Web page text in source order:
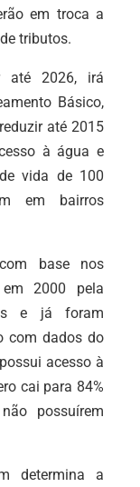
em troca a
tributos.
até 2026, irá
Básico,
até 2015
à água e
vida de 100
em bairros
base nos
2000 pela
e já foram
com dados do
acesso à
cai para 84%
possuírem
determina a